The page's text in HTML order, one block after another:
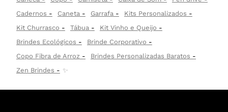
Cadernos
Caneta Garrafa
Kits Personalizados
Kit Churrasco
Tábua
Kit Vinho e Queijo
Brindes Ecológicos
Brinde Corporativo
Copo Fibra de Arroz
Brindes Personalizadas Baratos
Zen Brindes
✨